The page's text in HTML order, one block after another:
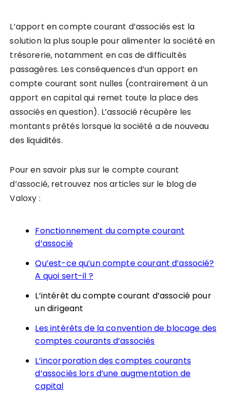
L’apport en compte courant d’associés est la
solution la plus souple pour alimenter la société en
trésorerie, notamment en cas de difficultés
passagères. Les conséquences d’un apport en
compte courant sont nulles (contrairement à un
apport en capital qui remet toute la place des
associés en question). L’associé récupère les
montants prêtés lorsque la société a de nouveau
des liquidités.
Pour en savoir plus sur le compte courant
d’associé, retrouvez nos articles sur le blog de
Valoxy :
Fonctionnement du compte courant
d’associé
Qu’est-ce qu’un compte courant d’associé?
A quoi sert-il ?
L’intérêt du compte courant d’associé pour
un dirigeant
Les intérêts de la convention de blocage des
comptes courants d’associés
L’incorporation des comptes courants
d’associés lors d’une augmentation de
capital